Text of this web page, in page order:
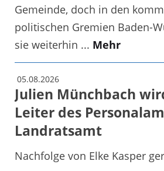
Gemeinde, doch in den
politischen Gremien Baden-
sie weiterhin ... Mehr
05.08.2026
Julien Münchbach
Leiter des
Landratsamt
Nachfolge von Elke Kasper